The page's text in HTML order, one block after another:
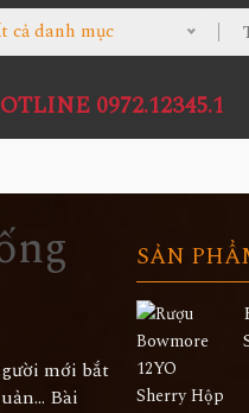
cả danh mục
0972.12345.1
mới bắt
Bài
SẢN